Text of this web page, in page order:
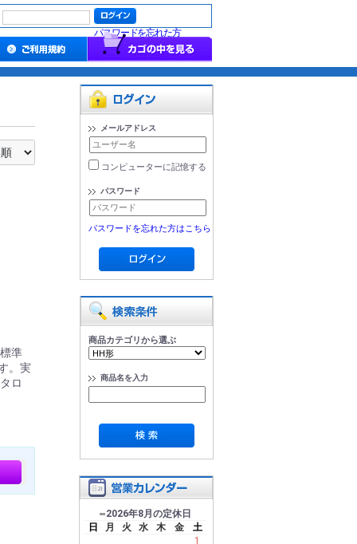
パスワードを忘れた方
準
。実
ロ
メールアドレス
コンピューターに記憶する
パスワード
パスワードを忘れた方はこちら
商品カテゴリから選ぶ
商品名を入力
2026年8月の定休日
日
月 火 水 木 金
土
1